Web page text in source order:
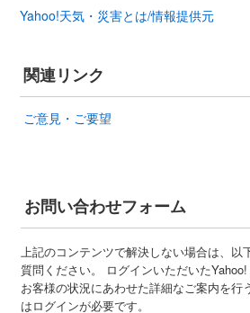
Yahoo!天気・災害とは/情報提供元
関連リンク
ご意見・ご要望
お問い合わせフォーム
上記のコンテンツで解決しない場合は、
質問ください。 ログインいただいた
お客様の状況にあわせた詳細なご案内を行
はログインが必要です。